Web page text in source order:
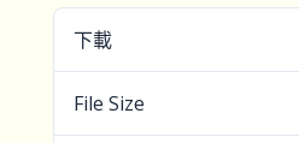
下載
File Size